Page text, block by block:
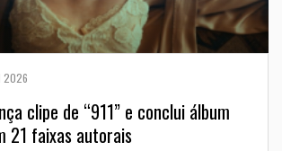
2026
clipe de “911” e conclui álbum
21 faixas autorais